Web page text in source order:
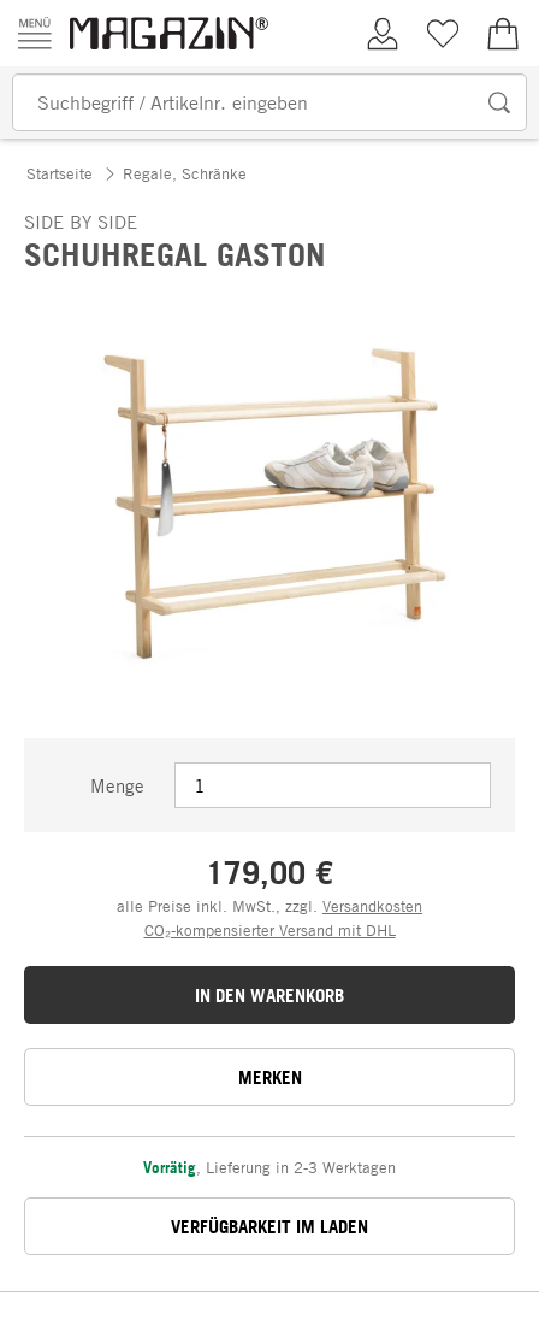
Zum Inhalt springen
Kundenkonto
Merkliste
Startseite Regale, Schränke
SIDE BY SIDE
SCHUHREGAL GASTON
Menge
179,00 €
alle Preise inkl. MwSt., zzgl. Versandkosten
CO₂-kompensierter Versand mit DHL
IN DEN WARENKORB
MERKEN
Vorrätig Lieferung in 2-3 Werktagen
VERFÜGBARKEIT IM LADEN